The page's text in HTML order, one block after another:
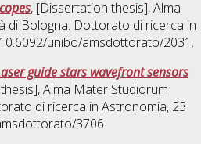
, [Dissertation thesis], Alma
di Bologna. Dottorato di ricerca in
unibo/amsdottorato/2031.
guide stars wavefront sensors
Alma Mater Studiorum
di ricerca inAstronomia, 23
3706.